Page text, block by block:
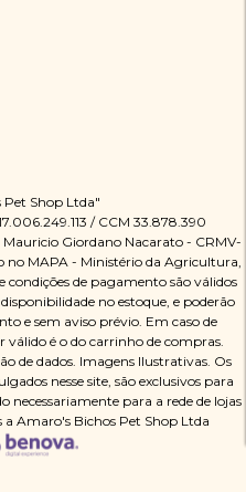
Pet Shop Ltda"
/ CCM 33.878.390
Giordano Nacarato - CRMV-
no MAPA - Ministério da Agricultura,
condições de pagamento são válidos
no estoque, e poderão
e sem aviso prévio. Em caso de
válido é o do carrinho de compras.
de dados. Imagens Ilustrativas. Os
nesse site, são exclusivos para
necessariamente para a rede de lojas
a Amaro's Bichos Pet Shop Ltda